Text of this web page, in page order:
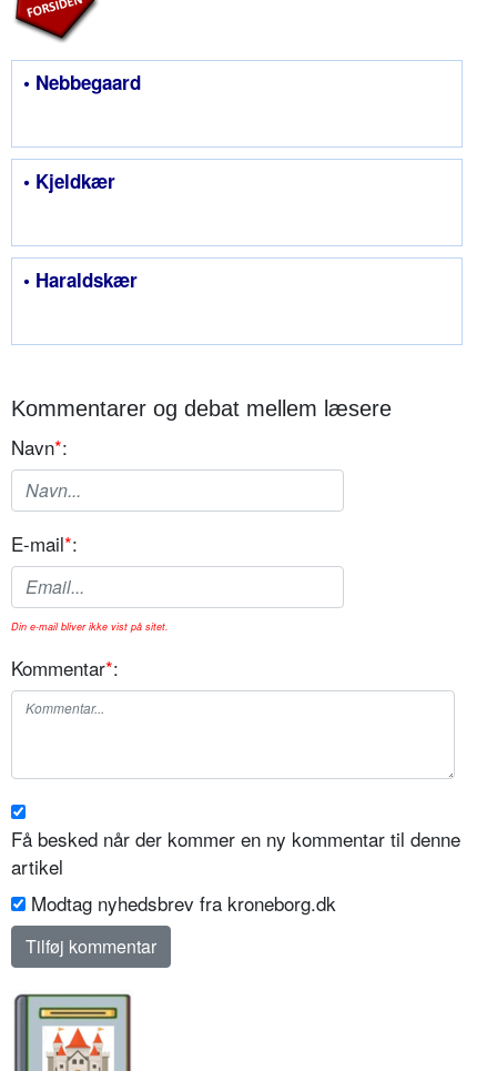
• Nebbegaard
• Kjeldkær
• Haraldskær
Kommentarer og debat mellem læsere
Navn*:
E-mail*:
Din e-mail bliver ikke vist på sitet.
Kommentar*:
Få besked når der kommer en ny kommentar til denne
artikel
Modtag nyhedsbrev fra kroneborg.dk